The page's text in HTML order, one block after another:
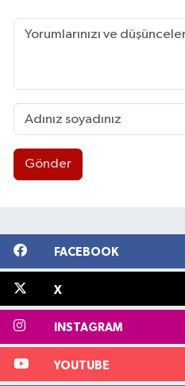
Gönder
FACEBOOK
X
INSTAGRAM
YOUTUBE